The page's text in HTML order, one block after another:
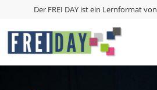
Der FREI DAY ist ein Lernformat von